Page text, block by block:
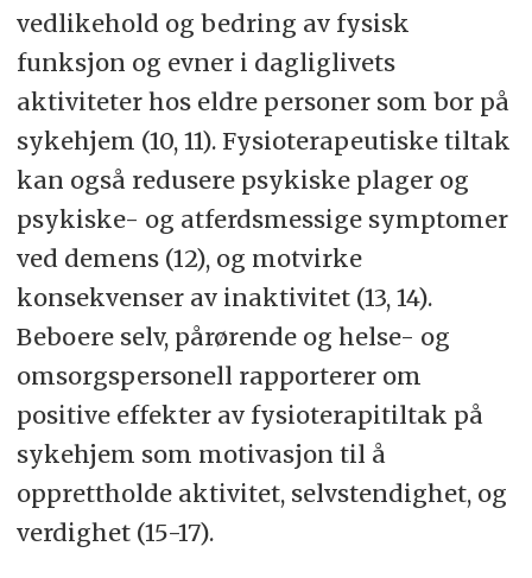
vedlikehold og bedring av fysisk
funksjon og evner i dagliglivets
aktiviteter hos eldre personer som bor på
sykehjem (10, 11). Fysioterapeutiske tiltak
kan også redusere psykiske plager og
psykiske- og atferdsmessige symptomer
ved demens (12), og motvirke
konsekvenser av inaktivitet (13, 14).
Beboere selv, pårørende og helse- og
omsorgspersonell rapporterer om
positive effekter av fysioterapitiltak på
sykehjem som motivasjon til å
opprettholde aktivitet, selvstendighet, og
verdighet (15-17).